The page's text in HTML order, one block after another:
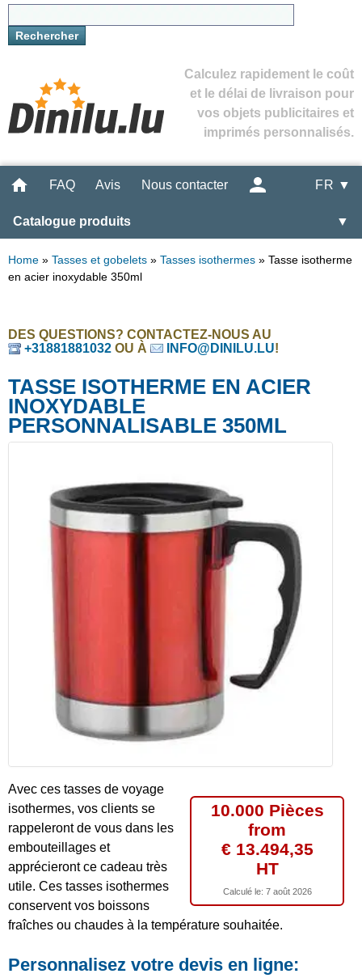
Calculez rapidement le coût
et le délai de livraison pour
vos objets publicitaires et
imprimés personnalisés.
FAQ Avis Nous contacter FR ▼
Catalogue produits ▼
Home » Tasses et gobelets » Tasses isothermes » Tasse isotherme
en acier inoxydable 350ml
DES QUESTIONS? CONTACTEZ-NOUS AU
+31881881032 OU À INFO@DINILU.LU!
TASSE ISOTHERME EN ACIER
INOXYDABLE
PERSONNALISABLE 350ML
10.000 Pièces
from
€ 13.494,35
HT
Calculé le: 7 août 2026
Avec ces tasses de voyage
isothermes, vos clients se
rappeleront de vous dans les
embouteillages et
apprécieront ce cadeau très
utile. Ces tasses isothermes
conservent vos boissons
fraîches ou chaudes à la température souhaitée.
Personnalisez votre devis en ligne: